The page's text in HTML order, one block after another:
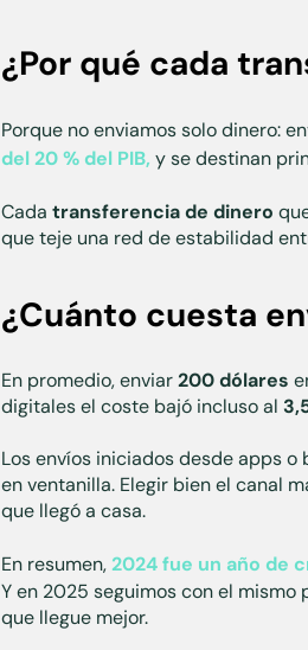
¿Por qué cada
Porque no enviamos solo dinero:
del 20 % del PIB, y se destinan
Cada transferencia de dinero
que teje una red de estabilidad
¿Cuánto cuesta
En promedio, enviar200 dólares
digitales el coste bajó incluso al
Los envíos iniciados desde apps
en ventanilla. Elegir bien el canal
que llegó a casa.
En resumen,2024 fue un año de
Y en 2025 seguimos con el mismo
que llegue mejor.